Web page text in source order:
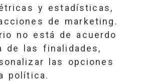
y estadísticas,
de marketing.
no está de acuerdo
de las finalidades,
las opciones
política.